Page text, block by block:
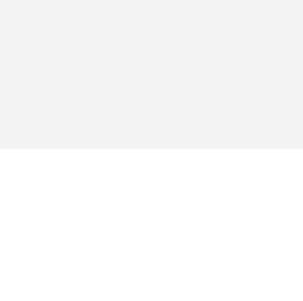
для очистки воздуха.